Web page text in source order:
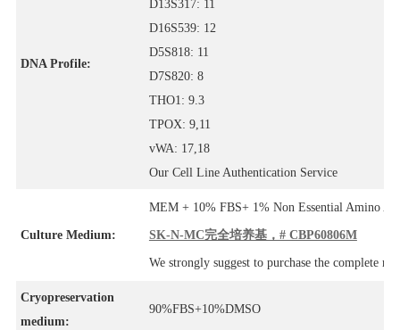
DNA Profile:
D13S317: 11
D16S539: 12
D5S818: 11
D7S820: 8
THO1: 9.3
TPOX: 9,11
vWA: 17,18
Our Cell Line Authentication Service
Culture Medium:
MEM + 10% FBS+ 1% Non Essential Amino
SK-N-MC完全培养基，# CBP60806M
We strongly suggest to purchase the complete
Cryopreservation
medium:
90%FBS+10%DMSO